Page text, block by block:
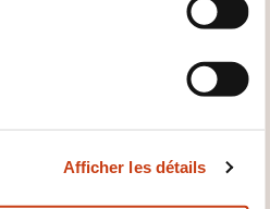
Afficher les détails
munir d'un ordinateur et
S'inscrire